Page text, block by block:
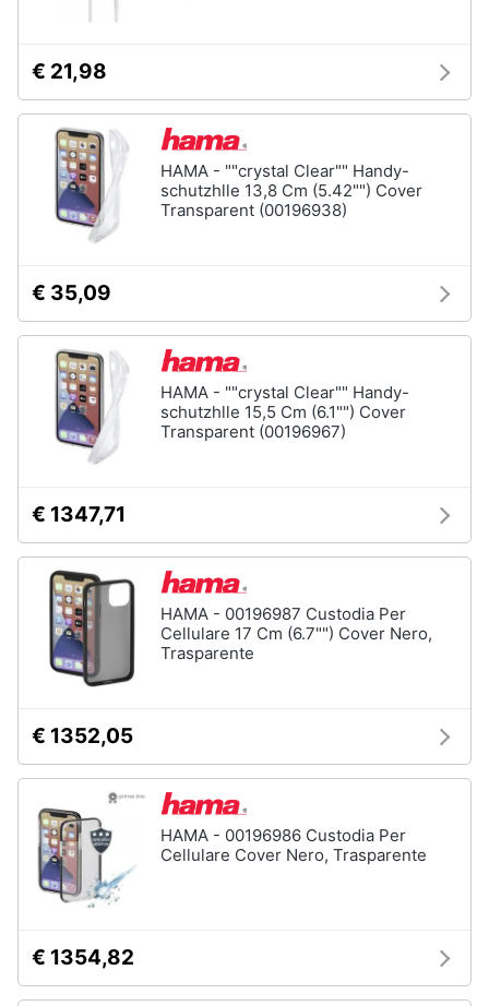
Giocattoli
Prima
infanzia
Fotografia
Abbigliamento
Sport
Animali
Libri,
cd
Festività
ricorrenze
Promozioni
Servizi
Assistenza
Esci
€ 21,98
HAMA - ""crystal Clear"" Handy-
schutzhlle 13,8 Cm (5.42"") Cover
Transparent (00196938)
€ 35,09
HAMA - ""crystal Clear"" Handy-
schutzhlle 15,5 Cm (6.1"") Cover
Transparent (00196967)
€ 1347,71
HAMA - 00196987 Custodia Per
Cellulare 17 Cm (6.7"") Cover Nero,
Trasparente
€ 1352,05
HAMA - 00196986 Custodia Per
Cellulare Cover Nero, Trasparente
€ 1354,82